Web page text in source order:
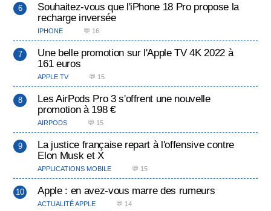
Souhaitez-vous que l'iPhone 18 Pro propose la
recharge inversée
IPHONE 💬 16
Une belle promotion sur l'Apple TV 4K 2022 à
161 euros
APPLE TV 💬 15
Les AirPods Pro 3 s'offrent une nouvelle
promotion à 198 €
AIRPODS 💬 15
La justice française repart à l'offensive contre
Elon Musk et X
APPLICATIONS MOBILE 💬 15
Apple : en avez-vous marre des rumeurs
ACTUALITÉ APPLE 💬 14